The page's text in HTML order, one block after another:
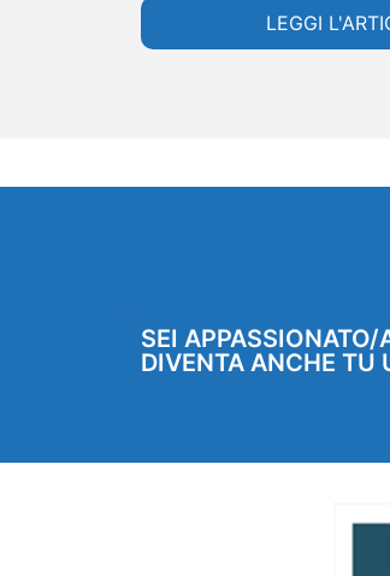
LEGGI
SEI APPASSIONATO/
DIVENTA ANCHE TU